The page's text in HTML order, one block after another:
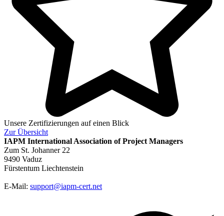
Unsere Zertifizierungen auf einen Blick
ZurÜbersicht
IAPM International Association of Project Managers
Zum St. Johanner 22
9490 Vaduz
Fürstentum Liechtenstein
E-Mail: support@iapm-cert.net